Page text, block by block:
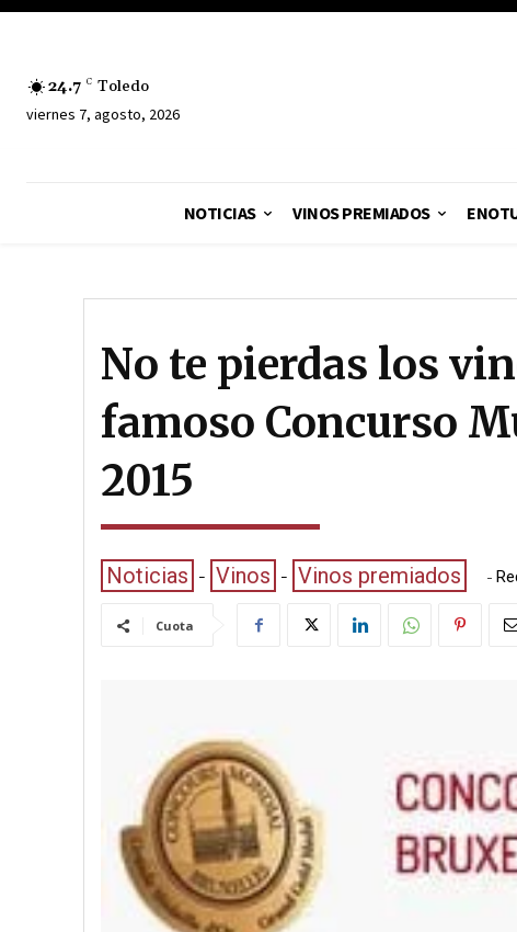
24.7 C Toledo
viernes 7, agosto, 2026
NOTICIAS VINOS PREMIADOS
No te pierdas los
famoso Concurso
2015
Noticias Vinos Vinos premiados -
Cuota